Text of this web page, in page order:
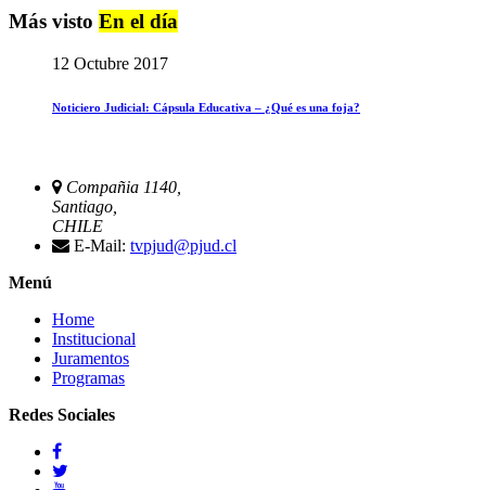
Más visto En el día
12 Octubre 2017
Noticiero Judicial: Cápsula Educativa – ¿Qué es una foja?
Compañia 1140,
Santiago,
CHILE
E-Mail: tvpjud@pjud.cl
Menú
Home
Institucional
Juramentos
Programas
Redes Sociales